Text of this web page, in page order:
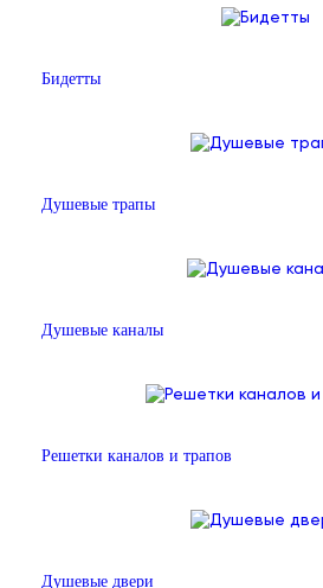
Бидетты
Душевые трапы
Душевые каналы
Решетки каналов и трапов
Душевые двери